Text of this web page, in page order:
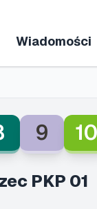
Wiadomości
9 10
PKP 01